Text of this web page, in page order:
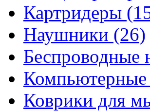
Картридеры
Наушники (26)
Коврики для